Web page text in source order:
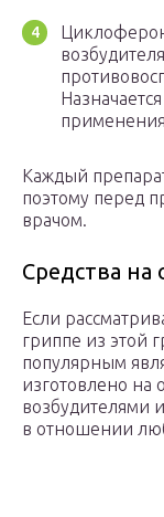
Каждый
поэтому перед
врачом.
Средства на
Если
гриппе из этой
популярным
изготовлено на
возбудителями
в отношении